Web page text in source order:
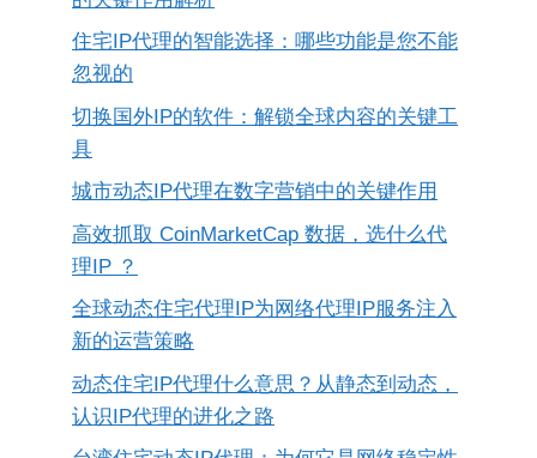
住宅IP代理的智能选择：哪些功能是您不能
忽视的
切换国外IP的软件：解锁全球内容的关键工
具
城市动态IP代理在数字营销中的关键作用
高效抓取 CoinMarketCap 数据，选什么代
理IP ？
全球动态住宅代理IP为网络代理IP服务注入
新的运营策略
动态住宅IP代理什么意思？从静态到动态，
认识IP代理的进化之路